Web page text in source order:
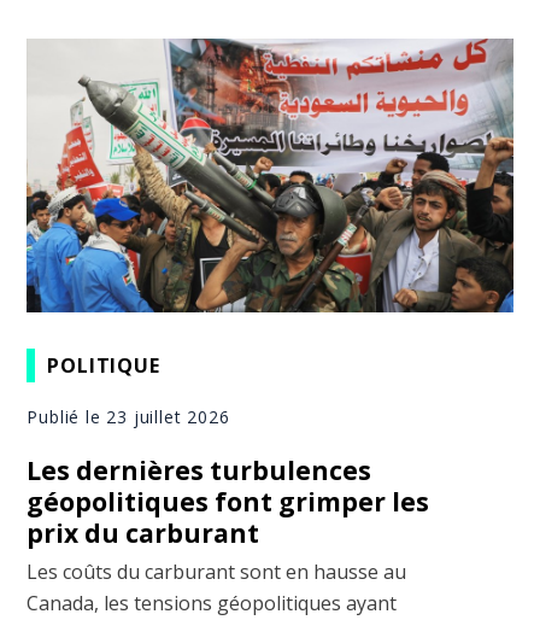
POLITIQUE
Publié le 23 juillet 2026
Les dernières turbulences
géopolitiques font grimper les
prix du carburant
Les coûts du carburant sont en hausse au
Canada, les tensions géopolitiques ayant